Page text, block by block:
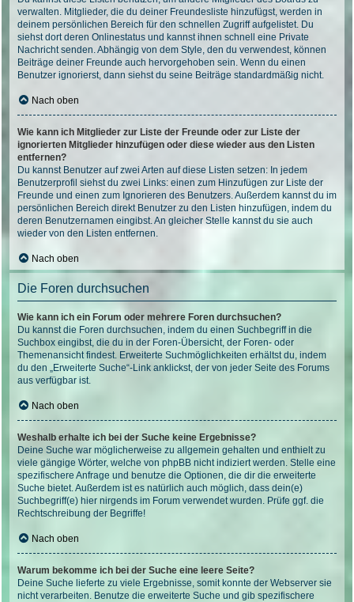
verwalten. Mitglieder, die du deiner Freundesliste hinzufügst, werden in
deinem persönlichen Bereich für den schnellen Zugriff aufgelistet. Du
siehst dort deren Onlinestatus und kannst ihnen schnell eine Private
Nachricht senden. Abhängig von dem Style, den du verwendest, können
Beiträge deiner Freunde auch hervorgehoben sein. Wenn du einen
Benutzer ignorierst, dann siehst du seine Beiträge standardmäßig nicht.
Nach oben
Wie kann ich Mitglieder zur Liste der Freunde oder zur Liste der
ignorierten Mitglieder hinzufügen oder diese wieder aus den Listen
entfernen?
Du kannst Benutzer auf zwei Arten auf diese Listen setzen: In jedem
Benutzerprofil siehst du zwei Links: einen zum Hinzufügen zur Liste der
Freunde und einen zum Ignorieren des Benutzers. Außerdem kannst du im
persönlichen Bereich direkt Benutzer zu den Listen hinzufügen, indem du
deren Benutzernamen eingibst. An gleicher Stelle kannst du sie auch
wieder von den Listen entfernen.
Nach oben
Die Foren durchsuchen
Wie kann ich ein Forum oder mehrere Foren durchsuchen?
Du kannst die Foren durchsuchen, indem du einen Suchbegriff in die
Suchbox eingibst, die du in der Foren-Übersicht, der Foren- oder
Themenansicht findest. Erweiterte Suchmöglichkeiten erhältst du, indem
du den „Erweiterte Suche“-Link anklickst, der von jeder Seite des Forums
aus verfügbar ist.
Nach oben
Weshalb erhalte ich bei der Suche keine Ergebnisse?
Deine Suche war möglicherweise zu allgemein gehalten und enthielt zu
viele gängige Wörter, welche von phpBB nicht indiziert werden. Stelle eine
spezifischere Anfrage und benutze die Optionen, die dir die erweiterte
Suche bietet. Außerdem ist es natürlich auch möglich, dass dein(e)
Suchbegriff(e) hier nirgends im Forum verwendet wurden. Prüfe ggf. die
Rechtschreibung der Begriffe!
Nach oben
Warum bekomme ich bei der Suche eine leere Seite?
Deine Suche lieferte zu viele Ergebnisse, somit konnte der Webserver sie
nicht verarbeiten. Benutze die erweiterte Suche und gib spezifischere